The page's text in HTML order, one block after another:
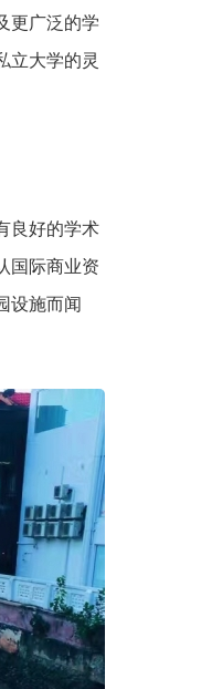
更广泛的学
立大学的灵
良好的学术
国际商业资
设施而闻